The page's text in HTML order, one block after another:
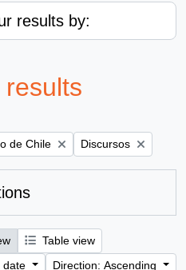
results by:
de Chile Remove filter:
Discursos
Table view
date
Direction: Ascending